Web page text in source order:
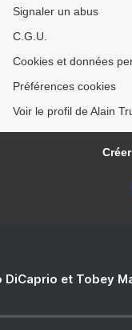
Signaler un abus
C.G.U.
Cookies et données
Préférences cookies
Voir le profil de Alain
DiCaprio et Tobey